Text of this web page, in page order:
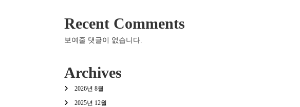
Recent Comments
보여줄 댓글이 없습니다.
Archives
2026년 8월
2025년 12월